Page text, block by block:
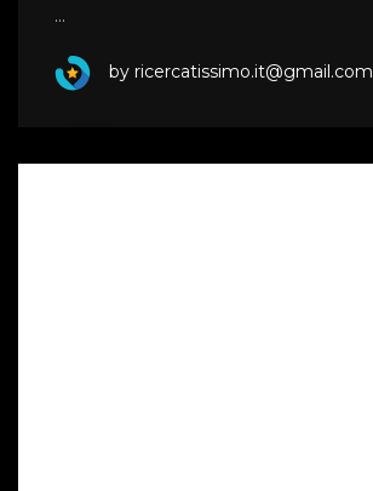
…
by ricercatissimo.it@gmail.com